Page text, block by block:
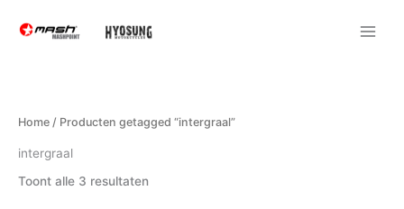
naar
Home / Producten getagged “intergraal”
intergraal
Toont alle 3 resultaten